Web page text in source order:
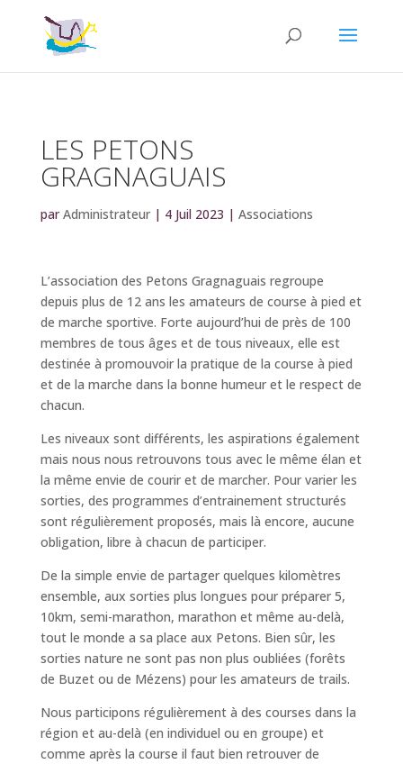
LES PETONS
GRAGNAGUAIS
parAdministrateur| 4 Juil 2023 | Associations
L’association des Petons Gragnaguais regroupe
depuis plus de 12 ans les amateurs de course à pied et
de marche sportive. Forte aujourd’hui de près de 100
membres de tous âges et de tous niveaux, elle est
destinée à promouvoir la pratique de la course à pied
et de la marche dans la bonne humeur et le respect de
chacun.
Les niveaux sont différents, les aspirations également
mais nous nous retrouvons tous avec le même élan et
la même envie de courir et de marcher. Pour varier les
sorties, des programmes d’entrainement structurés
sont régulièrement proposés, mais là encore, aucune
obligation, libre à chacun de participer.
De la simple envie de partager quelques kilomètres
ensemble, aux sorties plus longues pour préparer 5,
10km, semi-marathon, marathon et même au-delà,
tout le monde a sa place aux Petons. Bien sûr, les
sorties nature ne sont pas non plus oubliées (forêts
de Buzet ou de Mézens) pour les amateurs de trails.
Nous participons régulièrement à des courses dans la
région et au-delà (en individuel ou en groupe) et
comme après la course il faut bien retrouver de